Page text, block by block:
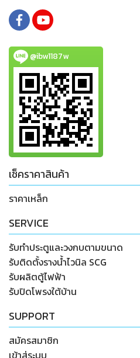
@ibw1187w
เช็คราคาสินค้า
ราคาเหล็ก
SERVICE
รับทำประตูและวงกบตามขนาด
รับติดตั้งรางน้ำไวนิล SCG
รับผลิตตู้ไฟฟ้า
รับปิดโพรงใต้บ้าน
SUPPORT
สมัครสมาชิก
เข้าสู่ระบบ